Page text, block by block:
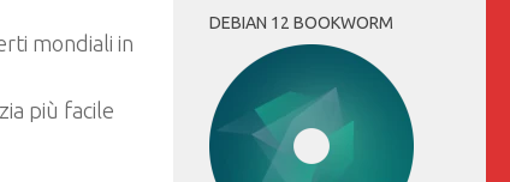
mondiali in
più facile
DEBIAN 12 BOOKWORM